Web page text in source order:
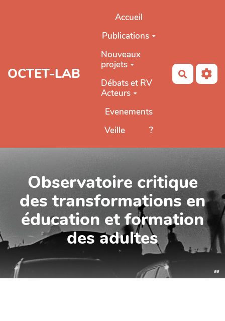
OCTET-LAB
Accueil
Publications
Nouveaux
projets
Débats et RV
Acteurs
Evenements
Veille
?
Observatoire critique
des transformations en
éducation et formation
des adultes